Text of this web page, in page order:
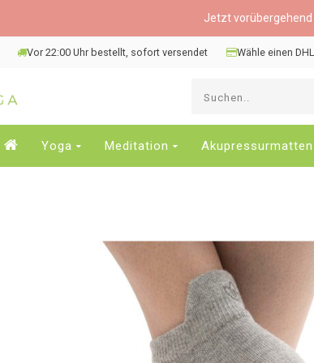
Jetzt
Vor 22:00 Uhr bestellt, sofort versendet Wähle einen
Yoga Meditation Akupressurmatten